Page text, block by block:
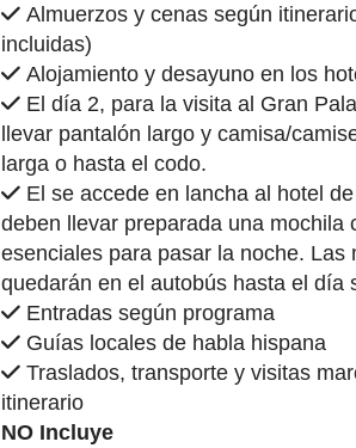
Almuerzos y cenas según
incluidas)
Alojamiento y desayuno en los
El día 2, para la visita al Gran
llevar pantalón largo y camisa/
larga o hasta el codo.
El se accede en lancha al hotel
deben llevar preparada una mochila
esenciales para pasar la noche. Las
quedarán en el autobús hasta el día
Entradas según programa
Guías locales de habla hispana
Traslados, transporte y visitas
itinerario
NO Incluye